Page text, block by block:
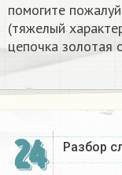
помогите
(тяжелый
цепочка золотая
24 Разбор